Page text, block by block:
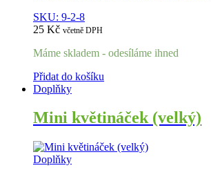
SKU: 9-2-8
25 Kč včetně DPH
Máme skladem - odesíláme ihned
Přidat do košíku
Doplňky
Mini květináček (velký)
Doplňky